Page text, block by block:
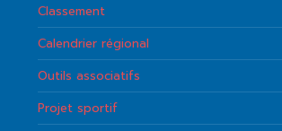
Classement
Calendrier régional
Outils associatifs
Projet sportif